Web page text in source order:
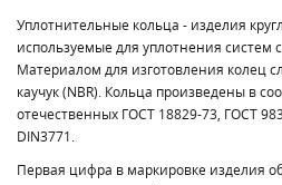
Уплотнительные кольца - изделия
используемые для уплотнения систем
Материалом для изготовления колец
каучук (NBR). Кольца произведены в
отечественных ГОСТ 18829-73, ГОСТ
DIN3771.
Первая цифра в маркировке изделия